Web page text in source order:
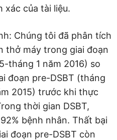
xác của tài liệu.
Chúng tôi đã phân tích
thở máy trong giai đoạn
tháng 1 năm 2016) so
đoạn pre-DSBT (tháng
2015) trước khi thực
thời gian DSBT,
bệnh nhân. Thất bại
đoạn pre-DSBT còn